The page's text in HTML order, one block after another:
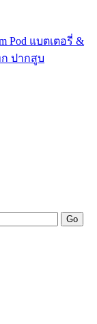
Pod แบตเตอรี่ &
ปากสูบ
Go